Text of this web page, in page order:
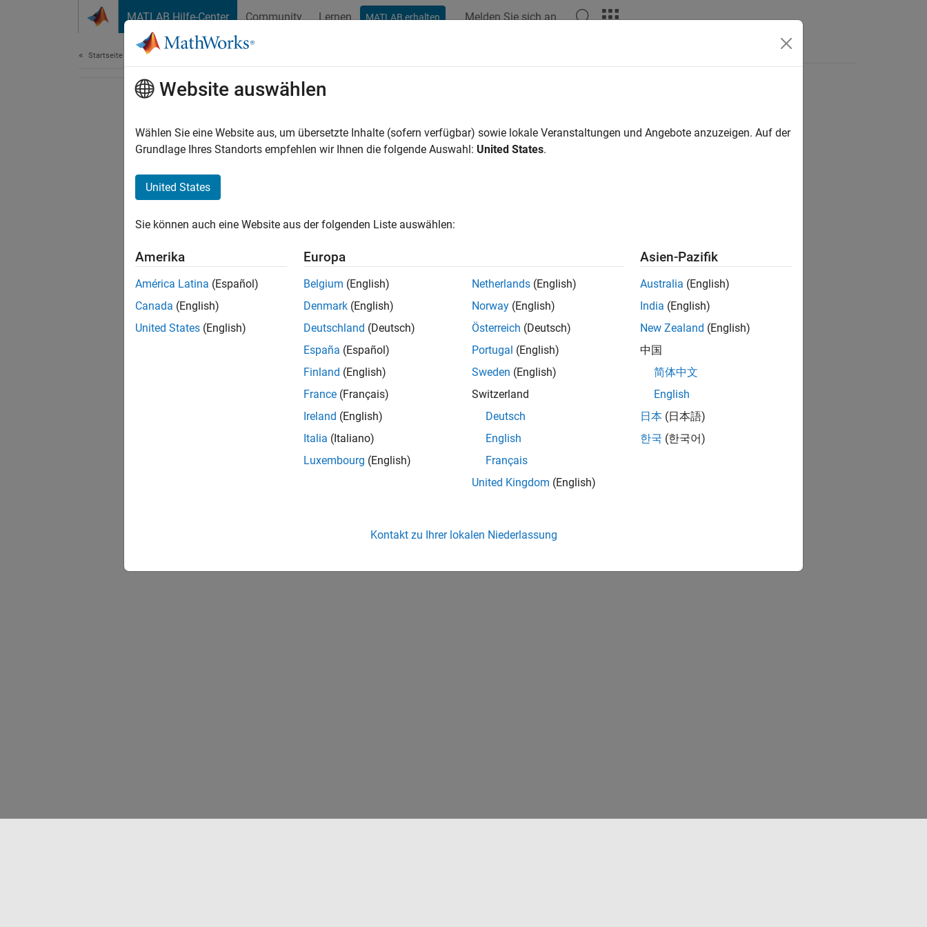
MATLAB Hilfe-Center Community Lernen MATLAB erhalten Melden Sie sich an
Startseite der Dokumentation
How useful was this information?
Website auswählen
Wählen Sie eine Website aus, um übersetzte Inhalte (sofern verfügbar) sowie lokale Veranstaltungen und Angebote anzuzeigen. Auf der
Grundlage Ihres Standorts empfehlen wir Ihnen die folgende Auswahl: United States.
United States
Sie können auch eine Website aus der folgenden Liste auswählen:
Amerika
América Latina (Español)
Canada (English)
United States (English)
Europa
Belgium (English)
Denmark (English)
Deutschland (Deutsch)
España (Español)
Finland (English)
France (Français)
Ireland (English)
Italia (Italiano)
Luxembourg (English)
Netherlands (English)
Norway (English)
Österreich (Deutsch)
Portugal (English)
Sweden (English)
Switzerland
Deutsch
English
Français
United Kingdom (English)
Asien-Pazifik
Australia (English)
India (English)
New Zealand (English)
中国
简体中文
English
日本 (日本語)
한국 (한국어)
Kontakt zu Ihrer lokalen Niederlassung